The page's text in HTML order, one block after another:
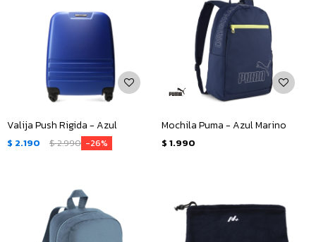
Valija Push Rigida - Azul
$ 2.190 $2.990 26
Mochila Puma - Azul Marino
$ 1.990